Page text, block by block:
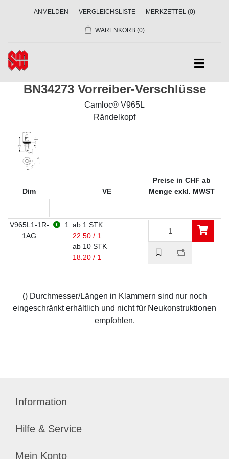
ANMELDEN VERGLEICHSLISTE MERKZETTEL (0)
WARENKORB (0)
BN34273 Vorreiber-Verschlüsse
Camloc® V965L
Rändelkopf
Dim VE
Preise in CHF ab
Menge exkl. MWST
V965L1-1R-
1AG
1
ab 1 STK
22.50 / 1
ab 10 STK
18.20 / 1
() Durchmesser/Längen in Klammern sind nur noch
eingeschränkt erhältlich und nicht für Neukonstruktionen
empfohlen.
Information
Hilfe & Service
Mein Konto